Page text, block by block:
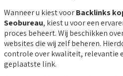
Wanneer u kiest voorBacklinks
Seobureau, kiest u voor een
proces beheert. Wij beschikken
websites die wij zelf beheren.
controle over kwaliteit, relevantie
geplaatste link.